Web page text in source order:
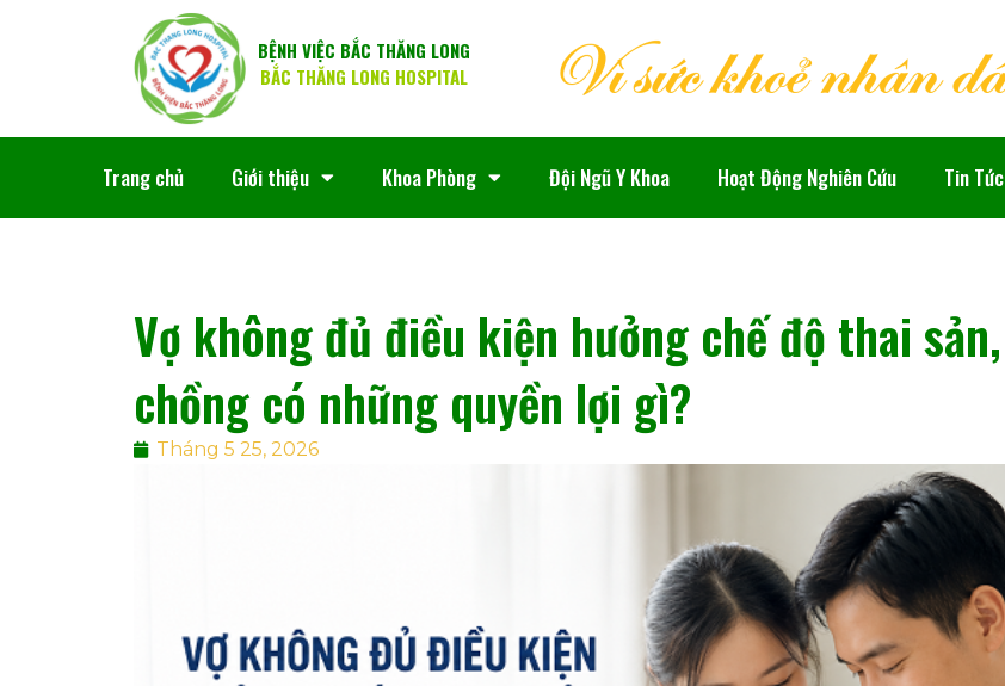
BỆNH VIỆC BẮC THĂNG LONG
BẮC THĂNG LONG HOSPITAL
Trang chủ Giới thiệu Khoa Phòng Đội Ngũ Y Khoa Hoạt Động Nghiên Cứu Tin Tức
Vợ không đủ điều kiện hưởng chế độ thai sản,
chồng có những quyền lợi gì?
Tháng 5 25, 2026